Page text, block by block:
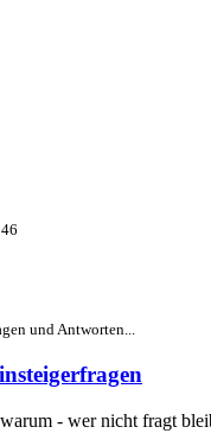
und Antworten...
- wer nicht fragt